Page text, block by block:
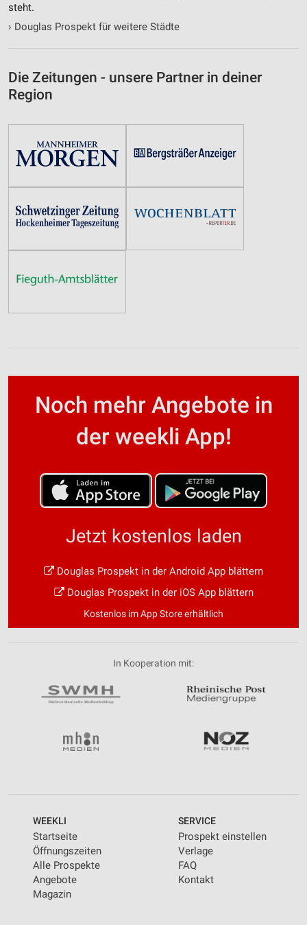
steht.
› Douglas Prospekt für weitere Städte
Die Zeitungen - unsere Partner in deiner
Region
Noch mehr Angebote in
der weekli App!
Jetzt kostenlos laden
Douglas Prospekt in der Android App blättern
Douglas Prospekt in der iOS App blättern
Kostenlos im App Store erhältlich
In Kooperation mit:
WEEKLI
Startseite
Öffnungszeiten
Alle Prospekte
Angebote
Magazin
SERVICE
Prospekt einstellen
Verlage
FAQ
Kontakt